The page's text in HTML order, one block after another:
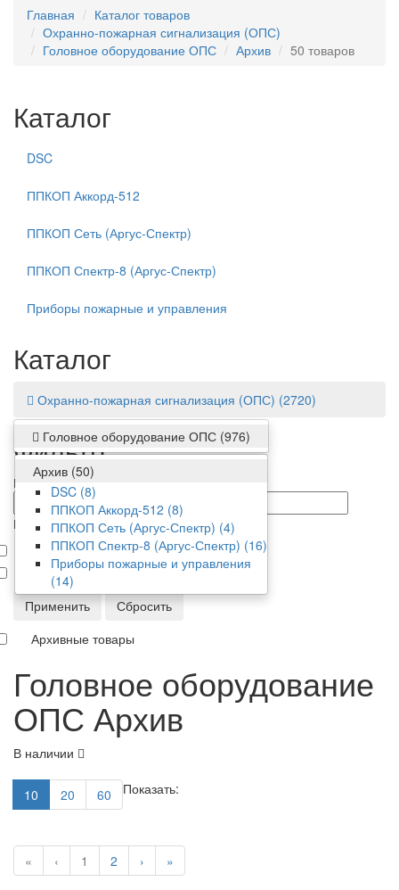
Главная
Каталог товаров
Охранно-пожарная сигнализация (ОПС)
Головное оборудование ОПС
Архив 50 товаров
Каталог
DSC
ППКОП Аккорд-512
ППКОП Сеть (Аргус-Спектр)
ППКОП Спектр-8 (Аргус-Спектр)
Приборы пожарные и управления
Каталог
Охранно-пожарная сигнализация (ОПС) (2720)
Головное оборудование ОПС (976)
Архив (50)
DSC (8)
ППКОП Аккорд-512 (8)
ППКОП Сеть (Аргус-Спектр) (4)
ППКОП Спектр-8 (Аргус-Спектр) (16)
Приборы пожарные и управления
(14)
Фильтр
Цена
от/до
Производитель
Аргус-Спектр
ВЭРС
Применить
Сбросить
Архивные товары
Головное оборудование
ОПС Архив
В наличии
Показать:
10 20 60
« ‹ 1 2 › »